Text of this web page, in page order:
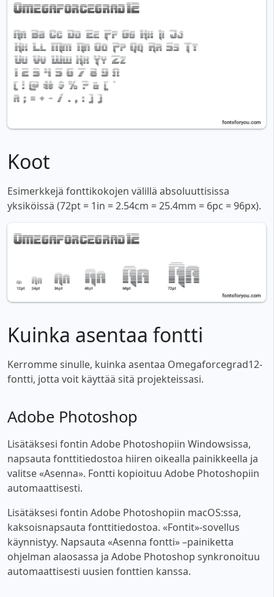
Koot
Esimerkkejä fonttikokojen välillä absoluuttisissa
yksiköissä (72pt = 1in = 2.54cm = 25.4mm = 6pc = 96px).
Kuinka asentaa fontti
Kerromme sinulle, kuinka asentaa Omegaforcegrad12-
fontti, jotta voit käyttää sitä projekteissasi.
Adobe Photoshop
Lisätäksesi fontin Adobe Photoshopiin Windowsissa,
napsauta fonttitiedostoa hiiren oikealla painikkeella ja
valitse «Asenna». Fontti kopioituu Adobe Photoshopiin
automaattisesti.
Lisätäksesi fontin Adobe Photoshopiin macOS:ssa,
kaksoisnapsauta fonttitiedostoa. «Fontit»-sovellus
käynnistyy. Napsauta «Asenna fontti» –painiketta
ohjelman alaosassa ja Adobe Photoshop synkronoituu
automaattisesti uusien fonttien kanssa.